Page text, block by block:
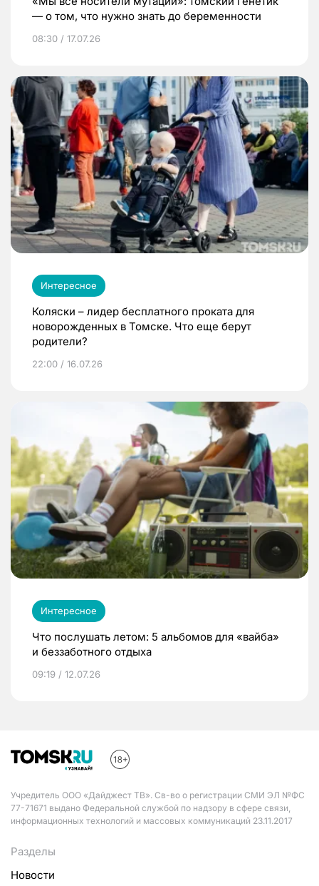
— о том, что нужно знать до беременности
08:30 / 17.07.26
Интересное
Коляски – лидер бесплатного проката для
новорожденных в Томске. Что еще берут
родители?
22:00 / 16.07.26
Интересное
Что послушать летом: 5 альбомов для «вайба»
и беззаботного отдыха
09:19 / 12.07.26
Учредитель ООО «Дайджест ТВ». Св-во о регистрации СМИ ЭЛ №ФС
77-71671 выдано Федеральной службой по надзору в сфере связи,
информационных технологий и массовых коммуникаций 23.11.2017
Разделы
Новости